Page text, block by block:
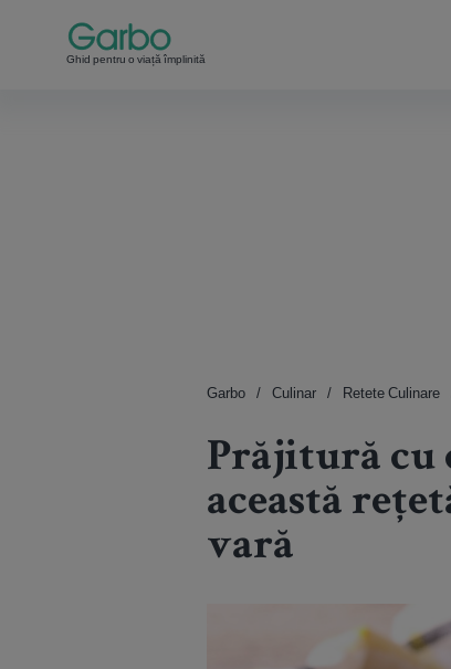
Ghid pentru o viață împlinită
Garbo Culinar Retete Culinare
Prăjitură cu
această
vară